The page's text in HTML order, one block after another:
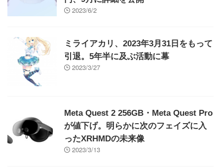
2023/6/2
ミライアカリ、2023年3月31日をもって
引退。5年半に及ぶ活動に幕
2023/3/27
Meta Quest 2 256GB・Meta Quest Pro
が値下げ。明らかに次のフェイズに入
ったXRHMDの未来像
2023/3/13